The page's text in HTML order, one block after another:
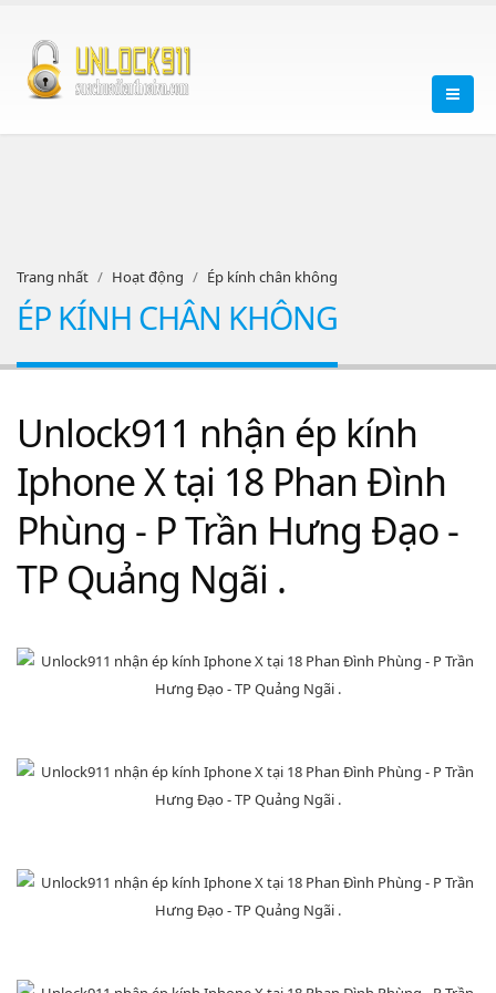
Trang nhất Hoạt động Ép kính chân không
ÉP KÍNH CHÂN KHÔNG
Unlock911 nhận ép kính
Iphone X tại 18 Phan Đình
Phùng - P Trần Hưng Đạo -
TP Quảng Ngãi .